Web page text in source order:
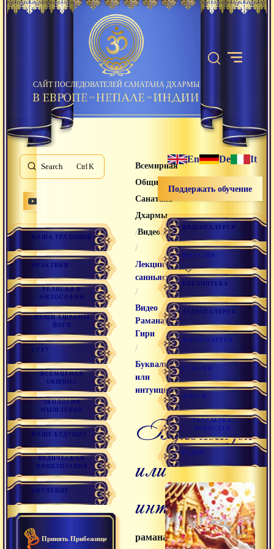
САЙТ ПОСЛЕДОВАТЕЛЕЙ САНАТАНА ДХАРМЫ
Search K
НАША ТРАДИЦИЯ
ПРАКТИКИ
РЕЛИГИЯ И
ФИЛОСОФИЯ
НАШИ АШРАМЫ
ЙОГИ
ГУРУ
ВСЕМИРНАЯ
ОБЩИНА
ЭКОЛОГИЯ
МЫШЛЕНИЯ
НАШЕ БУДУЩЕЕ
ВЕДИЧЕСКАЯ
ЦИВИЛИЗАЦИЯ
ОБУЧЕНИЕ
Принять Прибежище
Всемирная
Община
Санатана
Дхармы
/Видео лекции
/
Лекции
санньяси
/
Видео
Раманатха
Гири
/
Буквализм
или
интуиция
буквализм
или
интуиция
раманатха
En De It
Поддержать обучение
ВИДЕОГАЛЕРЕЯ
МАГАЗИН
БИБЛИОТЕКА
АУДИОГАЛЕРЕЯ
ФОТОГАЛЕРЕЯ
ССЫЛКИ
ФОРУМ
РАССЫЛКА
НОВОСТЕЙ
РАДИО